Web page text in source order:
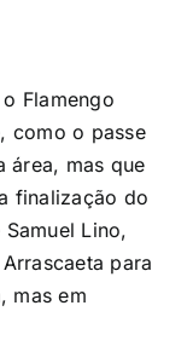
Flamengo
como o passe
área, mas que
finalização do
Lino,
para
mas em